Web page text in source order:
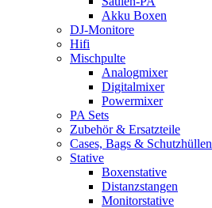
Akku Boxen
DJ-Monitore
Hifi
Mischpulte
Analogmixer
Digitalmixer
Powermixer
PA Sets
Zubehör & Ersatzteile
Cases, Bags & Schutzhüllen
Stative
Boxenstative
Distanzstangen
Monitorstative